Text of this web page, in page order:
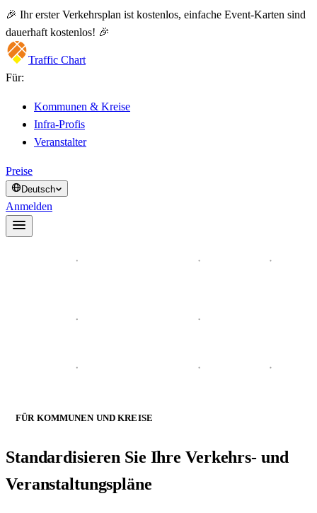
🎉 Ihr erster Verkehrsplan ist kostenlos, einfache Event-Karten sind
dauerhaft kostenlos! 🎉
Traffic Chart
Für:
Kommunen & Kreise
Infra-Profis
Veranstalter
Preise
Deutsch
Anmelden
FÜR KOMMUNEN UND KREISE
Standardisieren Sie Ihre Verkehrs- und
Veranstaltungspläne